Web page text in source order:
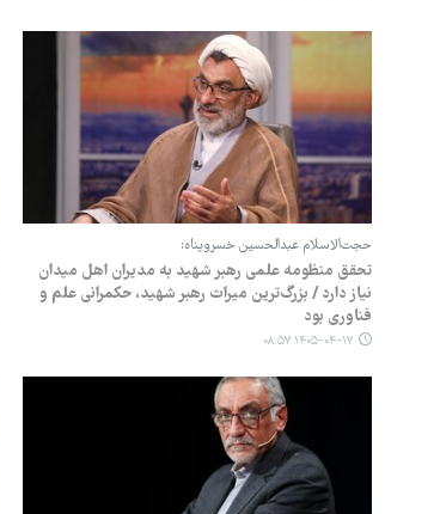
حجت‌الاسلام عبدالحسین خسروپناه:
تحقق منظومه علمی رهبر شهید به مدیران اهل میدان
نیاز دارد / بزرگ‌ترین میراث رهبر شهید، حکمرانی علم و
فناوری بود
۱۴۰۵-۰۴-۱۷ ۰۸:۵۷